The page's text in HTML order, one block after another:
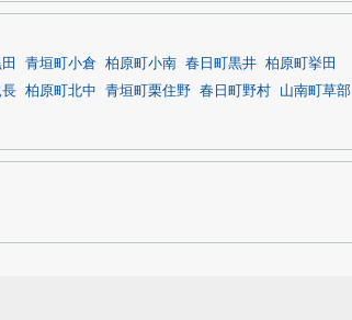
青垣町小倉 柏原町小南 春日町黒井 柏原町挙田
柏原町北中 青垣町栗住野 春日町野村
山南町草部